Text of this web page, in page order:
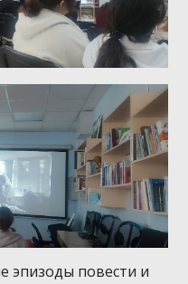
эпизоды повести и